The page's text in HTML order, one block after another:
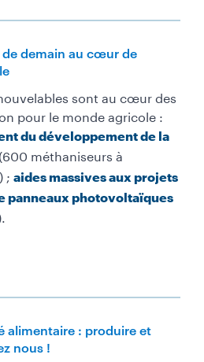
de demain au cœur de
sont au cœur des
pour le monde agricole :
du développement de la
(600 méthaniseurs à
; aides massives aux projets
panneaux photovoltaïques
alimentaire : produire et
nous !